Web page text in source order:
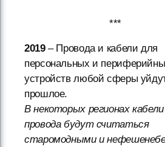
***
2019– Провода и кабели для
персональных и
устройств любой сферы
прошлое.
В некоторых регионах
провода будут считаться
старомодными и